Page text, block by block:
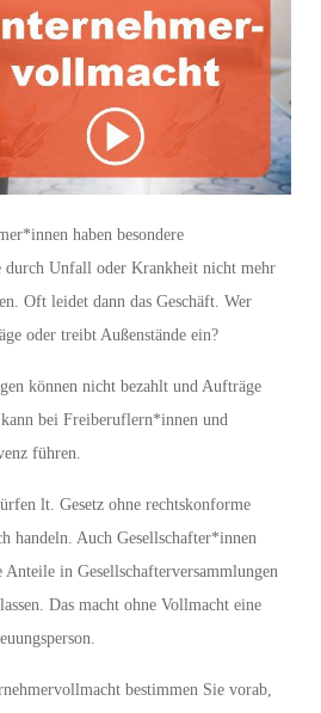
haben besondere
durch Unfall oder Krankheit nicht mehr
Oft leidet dann das Geschäft. Wer
oder treibt Außenstände ein?
können nicht bezahlt und Aufträge
bei Freiberuflern*innen und
führen.
lt. Gesetz ohne rechtskonforme
handeln. Auch Gesellschafter*innen
in Gesellschafterversammlungen
Das macht ohne Vollmacht eine
bestimmen Sie vorab,